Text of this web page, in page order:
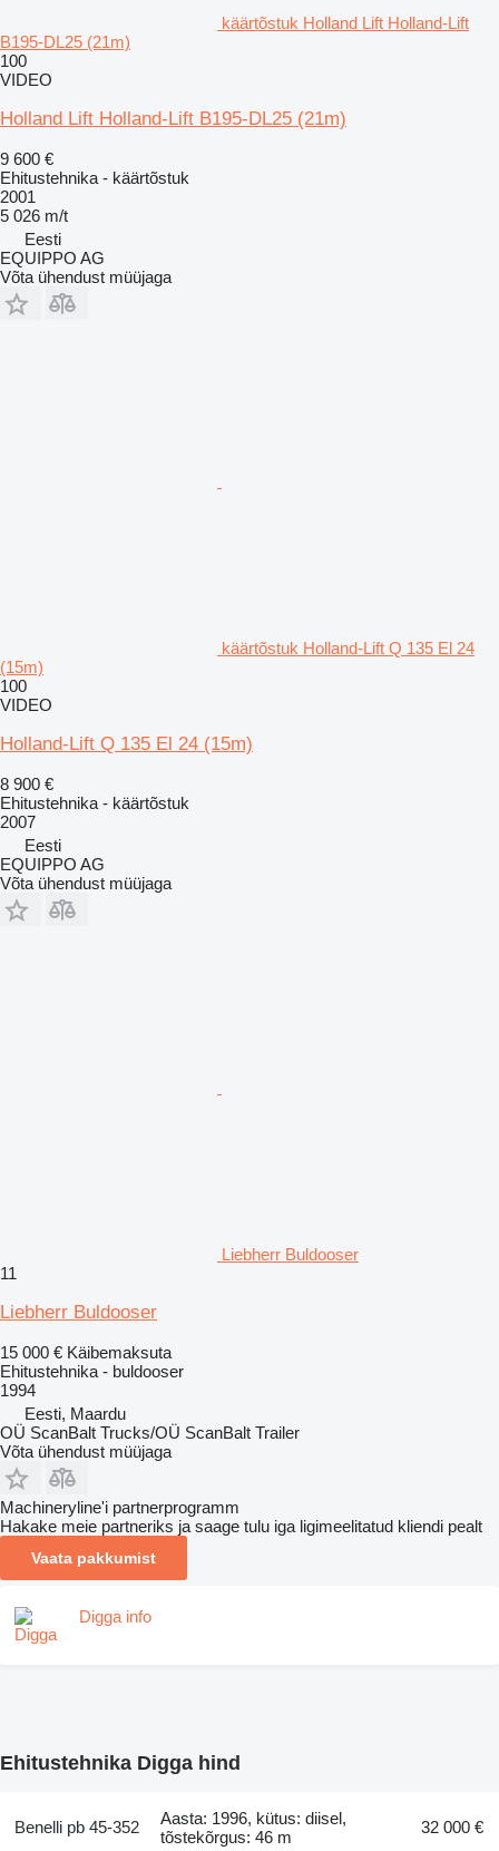
käärtõstuk Holland Lift Holland-Lift
B195-DL25 (21m)
100
VIDEO
Holland Lift Holland-Lift B195-DL25 (21m)
9 600 €
Ehitustehnika - käärtõstuk
2001
5 026 m/t
Eesti
EQUIPPO AG
Võta ühendust müüjaga
käärtõstuk Holland-Lift Q 135 El 24
(15m)
100
VIDEO
Holland-Lift Q 135 El 24 (15m)
8 900 €
Ehitustehnika - käärtõstuk
2007
Eesti
EQUIPPO AG
Võta ühendust müüjaga
Liebherr Buldooser
11
Liebherr Buldooser
15 000 € Käibemaksuta
Ehitustehnika - buldooser
1994
Eesti, Maardu
OÜ ScanBalt Trucks/OÜ ScanBalt Trailer
Võta ühendust müüjaga
Machineryline'i partnerprogramm
Hakake meie partneriks ja saage tulu iga ligimeelitatud kliendi pealt
Vaata pakkumist
Digga info
Ehitustehnika Digga hind
Benelli pb 45-352
Aasta: 1996, kütus: diisel,
tõstekõrgus: 46 m
32 000 €